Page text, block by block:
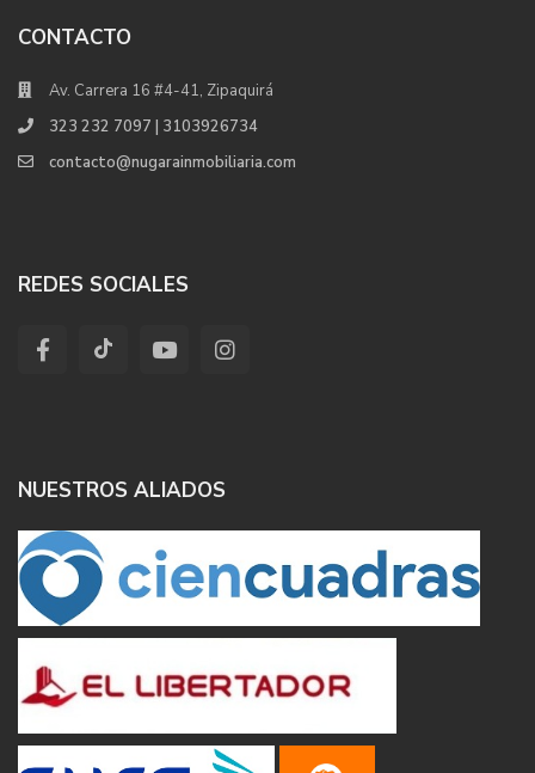
CONTACTO
Av. Carrera 16 #4-41, Zipaquirá
323 232 7097 | 3103926734
contacto@nugarainmobiliaria.com
REDES SOCIALES
NUESTROS ALIADOS